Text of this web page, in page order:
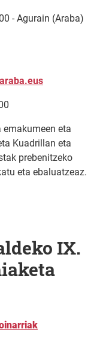
- Agurain (Araba)
eta
Kuadrillan eta
prebenitzeko
eta ebaluatzeaz.
IX.